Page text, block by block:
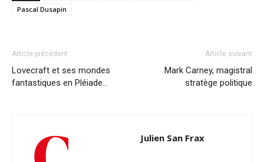
Pascal Dusapin
Article précédent
Lovecraft et ses mondes
fantastiques en Pléiade…
Article suivant
Mark Carney, magistral
stratège politique
Julien San Frax